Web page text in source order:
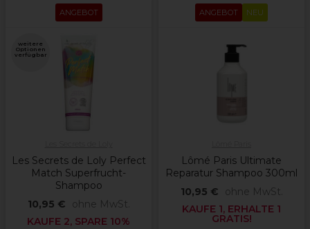
ANGEBOT
weitere
Optionen
verfügbar
Les Secrets de Loly Perfect
Match Superfrucht-
Shampoo
10,95 €
ohne MwSt.
KAUFE 2, SPARE 10%
ANGEBOT NEU
Lômé Paris Ultimate
Reparatur Shampoo 300ml
10,95 €
ohne MwSt.
KAUFE 1, ERHALTE 1
GRATIS!